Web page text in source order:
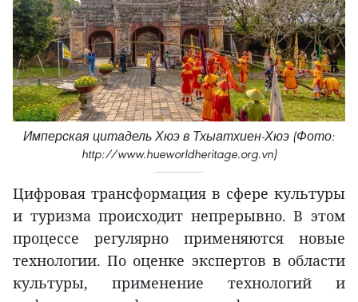
Имперская цитадель Хюэ в Тхыатхиен-Хюэ (Фото:
http://www.hueworldheritage.org.vn)
Цифровая трансформация в сфере культуры
и туризма происходит непрерывно. В этом
процессе регулярно применяются новые
технологии. По оценке экспертов в области
культуры, применение технологий и